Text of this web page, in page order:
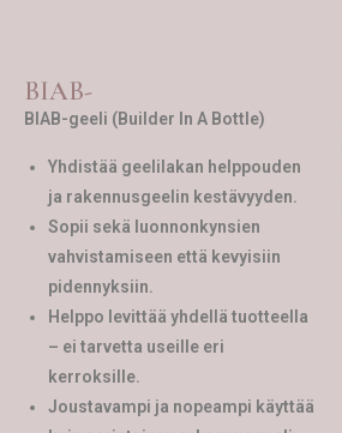
BIAB-
BIAB-geeli (Builder In A Bottle)
Yhdistää geelilakan helppouden
ja rakennusgeelin kestävyyden.
Sopii sekä luonnonkynsien
vahvistamiseen että kevyisiin
pidennyksiin.
Helppo levittää yhdellä tuotteella
– ei tarvetta useille eri
kerroksille.
Joustavampi ja nopeampi käyttää